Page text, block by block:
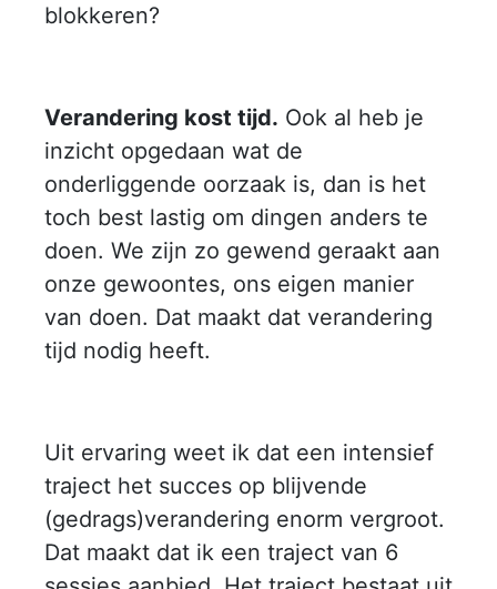
blokkeren?
Verandering kost tijd. Ook al heb je
inzicht opgedaan wat de
onderliggende oorzaak is, dan is het
toch best lastig om dingen anders te
doen. We zijn zo gewend geraakt aan
onze gewoontes, ons eigen manier
van doen. Dat maakt dat verandering
tijd nodig heeft.
Uit ervaring weet ik dat een intensief
traject het succes op blijvende
(gedrags)verandering enorm vergroot.
Dat maakt dat ik een traject van 6